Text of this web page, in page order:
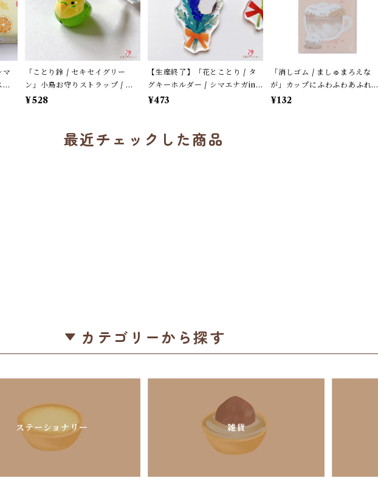
マ
「ことり鈴 / セキセイグリー
ン」小鳥お守りストラップ / サ
ザンDSクリエイト / 黄緑色のセ
¥528
【生産終了】「花とことり / タ
グキーホルダー / シマエナガin
ラベンダー」花言葉と小鳥のア
【生産終了・在庫限り】
¥473
「消しゴム / ましゅまろえな
が」カップにふわふわあふれる
シマエナガ / カフェオレ色 / ク
¥132
最近チェックした商品
カテゴリーから探す
ステーショナリー 雑貨